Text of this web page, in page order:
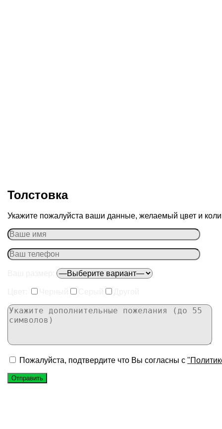
Толстовка
Укажите пожалуйста ваши данные, желаемый цвет и
Пожалуйста, подтвердите что Вы согласны с